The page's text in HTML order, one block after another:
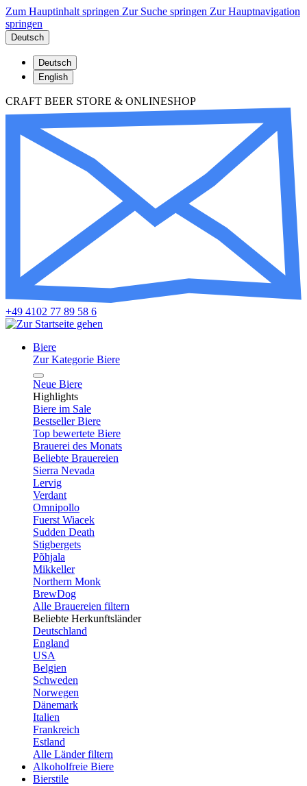
Zum Hauptinhalt springen Zur Suche springen Zur Hauptnavigation
springen
Deutsch
Deutsch
English
CRAFT BEER STORE & ONLINESHOP
+49 4102 77 89 58 6
Biere
Zur Kategorie Biere
Neue Biere
Highlights
Biere im Sale
Bestseller Biere
Top bewertete Biere
Brauerei des Monats
Beliebte Brauereien
Sierra Nevada
Lervig
Verdant
Omnipollo
Fuerst Wiacek
Sudden Death
Stigbergets
Põhjala
Mikkeller
Northern Monk
BrewDog
Alle Brauereien filtern
Beliebte Herkunftsländer
Deutschland
England
USA
Belgien
Schweden
Norwegen
Dänemark
Italien
Frankreich
Estland
Alle Länder filtern
Alkoholfreie Biere
Bierstile